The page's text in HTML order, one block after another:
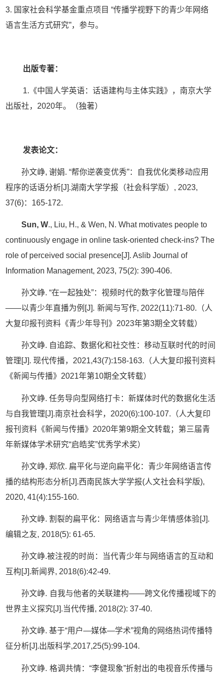
3. 国家社会科学基金重点项目 “传播学视野下的青少年网络
语言生活方式研究”，参与。
出版专著：
1.《中国人学英语：话语建构与主体实践》，南京大学
出版社， 2020年。（独著）
发表论文：
孙文峥,谢娟.“帮你逆袭变优秀”：自我优化类移动应用
程序的话语分析[J].湖南大学学报（社会科学版） , 2023,
37(6)： 165-172.
Sun, W., Liu, H., & Wen, N. What motivates people to
continuously engage in online task-oriented check-ins? The
role of perceived social presence[J]. Aslib Journal of
Information Management, 2023, 75(2): 390-406.
孙文峥. “在一起独处”：视频时代的数字化管理与陪伴
——以青少年直播为例 [J]. 新闻与写作, 2022(11):71-80. （人
大复印报刊资料《青少年导刊》 2023年第3期全文转载）
孙文峥. 自追踪、数据化和社交性：移动互联时代的时间
管理[J].现代传播， 2021,43(7):158-163. （人大复印报刊资料
《新闻与传播》 2021年第10期全文转载）
孙文峥.任务导向型网络打卡：新媒体时代的数据化生活
与自我管理[J].南京社会科学， 2020(6):100-107. （人大复印
报刊资料《新闻与传播》 2020年第9期全文转载 ； 第三届青
年新媒体学术研究“启皓奖”优秀学术奖）
孙文峥,郑欣. 扁平化与逆向扁平化：青少年网络语言传
播的结构形态分析[J].西南民族大学学报(人文社会科学版),
2020, 41(4):155-160.
孙文峥. 割裂的扁平化： 网络语言与青少年情感体验[J].
编辑之友, 2018(5): 61-65.
孙文峥.被注视的时尚 ：
当代青少年与网络语言的互动和
互构[J].新闻界, 2018(6):42-49.
孙文峥. 自我与他者的关联建构——跨文化传播视域下的
世界主义探究[J].当代传播, 2018(2): 37-40.
孙文峥.基于“用户—媒体—学术”视角的网络热词传播特
征分析 [J].出版科学,2017,25(5):99-104.
孙文峥. 格调共情：“李健现象”折射出的电视音乐传播与